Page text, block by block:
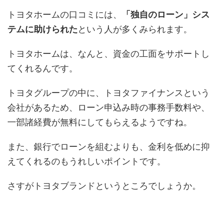
トヨタホームの口コミには、
「独自のローン」シス
テムに助けられたという人が多くみられます。
トヨタホームは、なんと、資金の工面をサポートし
てくれるんです。
トヨタグループの中に、トヨタファイナンスという
会社があるため、ローン申込み時の事務手数料や、
一部諸経費が無料にしてもらえるようですね。
また、銀行でローンを組むよりも、金利を低めに抑
えてくれるのもうれしいポイントです。
さすがトヨタブランドというところでしょうか。